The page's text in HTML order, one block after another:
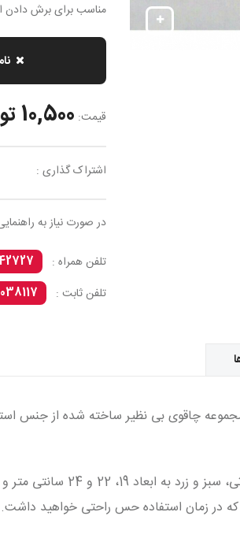
مناسب برای برش دادن
قیمت: 10,500 تومان
اشتراک گذاری :
در صورت نیاز به
تلفن همراه :
تلفن ثابت :
مجموعه چاقوی بی نظیر ساخته شده از
که در زمان استفاده حس راحتی خواهید داشت.